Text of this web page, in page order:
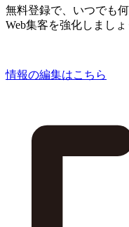
無料登録で、いつでも
Web集客を強化しましょ
情報の編集はこちら